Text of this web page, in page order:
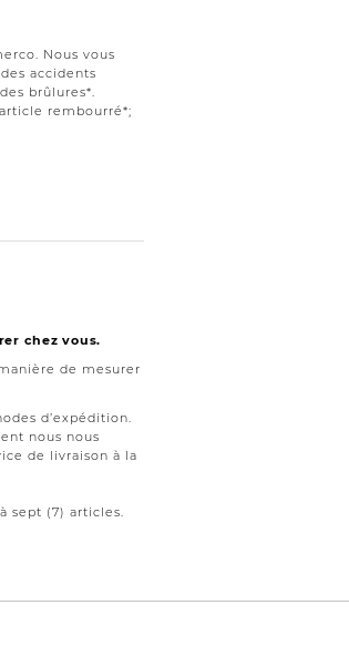
Nous vous
accidents
brûlures*.
rembourré*;
chez vous.
de mesurer
d’expédition.
nous nous
de livraison à la
sept (7) articles.